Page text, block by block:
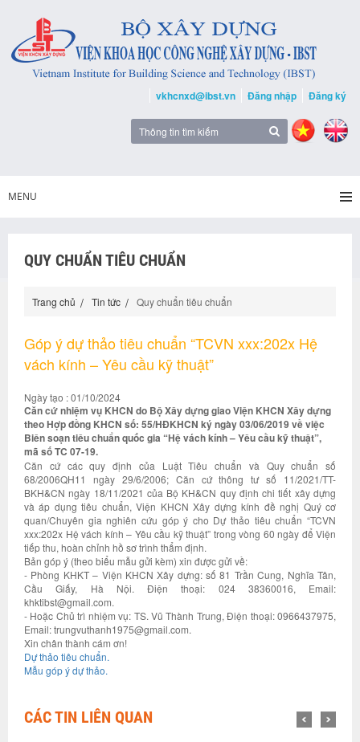
vkhcnxd@ibst.vn Đăng nhập Đăng ký
MENU
QUY CHUẨN TIÊU CHUẨN
Trang chủ Tin tức Quy chuẩn tiêu chuẩn
Góp ý dự thảo tiêu chuẩn “TCVN xxx:202x Hệ
vách kính – Yêu cầu kỹ thuật”
Ngày tạo : 01/10/2024
Căn cứ nhiệm vụ KHCN do Bộ Xây dựng giao Viện KHCN Xây dựng
theo Hợp đồng KHCN số: 55/HĐKHCN ký ngày 03/06/2019 về việc
Biên soạn tiêu chuẩn quốc gia “Hệ vách kính – Yêu cầu kỹ thuật”,
mã số TC 07-19.
Căn cứ các quy định của Luật Tiêu chuẩn và Quy chuẩn số
68/2006QH11 ngày 29/6/2006; Căn cứ thông tư số 11/2021/TT-
BKH&CN ngày 18/11/2021 của Bộ KH&CN quy định chi tiết xây dựng
và áp dụng tiêu chuẩn, Viện KHCN Xây dựng kính đề nghị Quý cơ
quan/Chuyên gia nghiên cứu góp ý cho Dự thảo tiêu chuẩn “TCVN
xxx:202x Hệ vách kính – Yêu cầu kỹ thuật” trong vòng 60 ngày để Viện
tiếp thu, hoàn chỉnh hồ sơ trình thẩm định.
Bản góp ý (theo biểu mẫu gửi kèm) xin được gửi về:
- Phòng KHKT – Viện KHCN Xây dựng: số 81 Trần Cung, Nghĩa Tân,
Cầu Giấy, Hà Nội. Điện thoại: 024 38360016, Email:
khktibst@gmail.com.
- Hoặc Chủ trì nhiệm vụ: TS. Vũ Thành Trung, Điện thoại: 0966437975,
Email: trungvuthanh1975@gmail.com.
Xin chân thành cám ơn!
Dự thảo tiêu chuẩn.
Mẫu góp ý dự thảo.
CÁC TIN LIÊN QUAN